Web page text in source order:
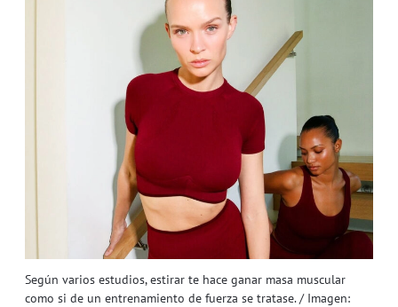
Según varios estudios, estirar te hace ganar masa muscular
como si de un entrenamiento de fuerza se tratase. / Imagen: